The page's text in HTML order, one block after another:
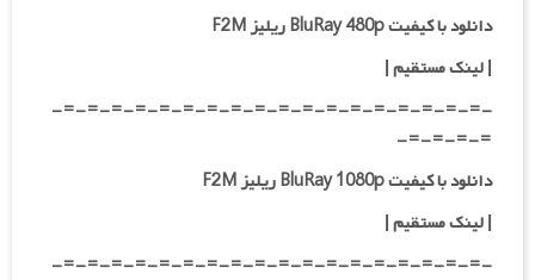
دانلود با کیفیت BluRay 480p ریلیز F2M
| لینک مستقیم |
-=-=-=-=-=-=-=-=-=-=-=-=-=-=-=-=-=-=-
=-=-=-=-
دانلود با کیفیت BluRay 1080p ریلیز F2M
|لینک مستقیم |
-=-=-=-=-=-=-=-=-=-=-=-=-=-=-=-=-=-=-